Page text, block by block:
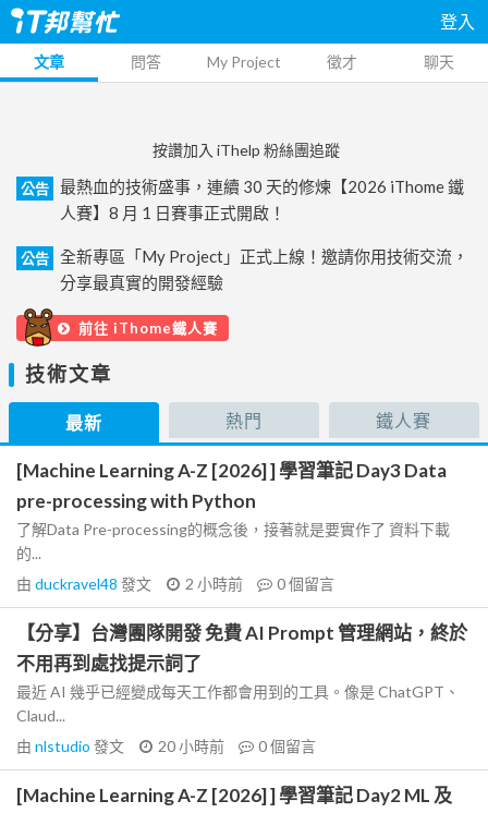
登入
文章 問答 My Project 徵才 聊天
按讚加入 iThelp 粉絲團追蹤
公告
最熱血的技術盛事，連續 30 天的修煉【2026 iThome 鐵
人賽】8 月 1 日賽事正式開啟！
公告
全新專區「My Project」正式上線！邀請你用技術交流，
分享最真實的開發經驗
前往 iThome鐵人賽
技術文章
最新 熱門 鐵人賽
[Machine Learning A-Z [2026] ] 學習筆記 Day3 Data
pre-processing with Python
了解Data Pre-processing的概念後，接著就是要實作了 資料下載
的...
由 duckravel48 發文 2 小時前 0個留言
【分享】台灣團隊開發 免費 AI Prompt 管理網站，終於
不用再到處找提示詞了
最近 AI 幾乎已經變成每天工作都會用到的工具。像是 ChatGPT、
Claud...
由 nlstudio 發文 20 小時前 0個留言
[Machine Learning A-Z [2026] ] 學習筆記 Day2 ML 及